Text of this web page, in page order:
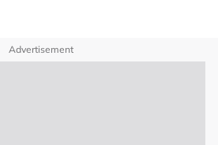
Advertisement